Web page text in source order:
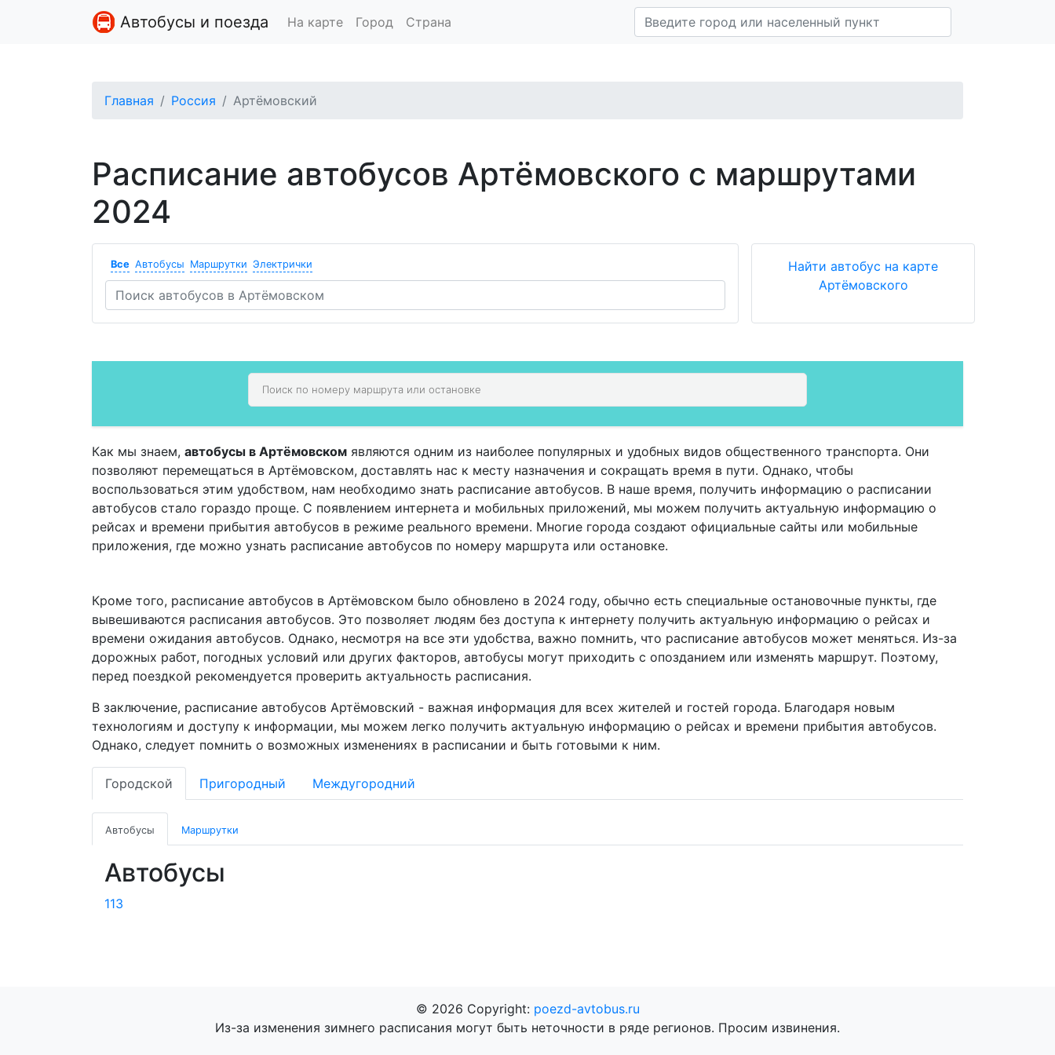
Автобусы и поезда На карте Город Страна
Главная Россия Артёмовский
Расписание автобусов Артёмовского с маршрутами
2024
Все Автобусы Маршрутки Электрички
Найти автобус на карте
Артёмовского
Как мы знаем, автобусы в Артёмовском являются одним из наиболее популярных и удобных видов общественного транспорта. Они
позволяют перемещаться в Артёмовском, доставлять нас к месту назначения и сокращать время в пути. Однако, чтобы
воспользоваться этим удобством, нам необходимо знать расписание автобусов. В наше время, получить информацию о расписании
автобусов стало гораздо проще. С появлением интернета и мобильных приложений, мы можем получить актуальную информацию о
рейсах и времени прибытия автобусов в режиме реального времени. Многие города создают официальные сайты или мобильные
приложения, где можно узнать расписание автобусов по номеру маршрута или остановке.
Кроме того, расписание автобусов в Артёмовском было обновлено в 2024 году, обычно есть специальные остановочные пункты, где
вывешиваются расписания автобусов. Это позволяет людям без доступа к интернету получить актуальную информацию о рейсах и
времени ожидания автобусов. Однако, несмотря на все эти удобства, важно помнить, что расписание автобусов может меняться. Из-за
дорожных работ, погодных условий или других факторов, автобусы могут приходить с опозданием или изменять маршрут. Поэтому,
перед поездкой рекомендуется проверить актуальность расписания.
В заключение, расписание автобусов Артёмовский - важная информация для всех жителей и гостей города. Благодаря новым
технологиям и доступу к информации, мы можем легко получить актуальную информацию о рейсах и времени прибытия автобусов.
Однако, следует помнить о возможных изменениях в расписании и быть готовыми к ним.
Городской Пригородный Междугородний
Автобусы Маршрутки
Автобусы
113
© 2026 Copyright: poezd-avtobus.ru
Из-за изменения зимнего расписания могут быть неточности в ряде регионов. Просим извинения.